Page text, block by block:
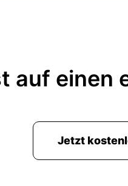
auf einen
Jetzt